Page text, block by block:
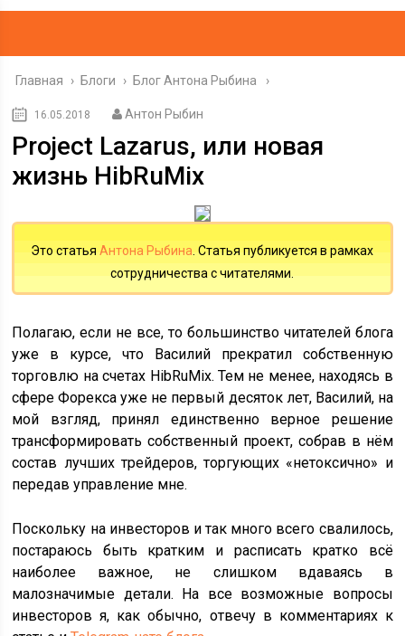
Главная › Блоги › Блог Антона Рыбина
16.05.2018 Антон Рыбин
Project Lazarus, или новая
жизнь HibRuMix
Это статьяАнтона Рыбина . Статья публикуется в рамках
сотрудничества с читателями.
Полагаю, если не все, то большинство читателей блога
уже в курсе, что Василий прекратил собственную
торговлю на счетах HibRuMix. Тем не менее, находясь в
сфере Форекса уже не первый десяток лет, Василий, на
мой взгляд, принял единственно верное решение
трансформировать собственный проект, собрав в нём
состав лучших трейдеров, торгующих «нетоксично» и
передав управление мне.
Поскольку на инвесторов и так много всего свалилось,
постараюсь быть кратким и расписать кратко всё
наиболее важное, не слишком вдаваясь в
малозначимые детали. На все возможные вопросы
инвесторов я, как обычно, отвечу в комментариях к